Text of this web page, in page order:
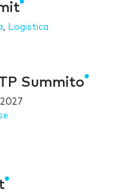
, Logistica
Summito